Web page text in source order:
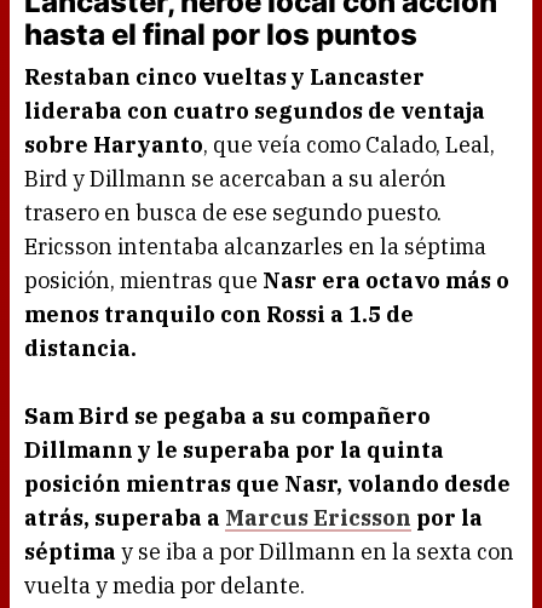
hasta el final por los puntos
Restaban cinco vueltas y Lancaster
lideraba con cuatro segundos de ventaja
sobre Haryanto, que veía como Calado, Leal,
Bird y Dillmann se acercaban a su alerón
trasero en busca de ese segundo puesto.
Ericsson intentaba alcanzarles en la séptima
posición, mientras que Nasr era octavo más o
menos tranquilo con Rossi a 1.5 de
distancia.
Sam Bird se pegaba a su compañero
Dillmann y le superaba por la quinta
posición mientras que Nasr, volando desde
atrás, superaba a Marcus Ericsson por la
séptima y se iba a por Dillmann en la sexta con
vuelta y media por delante.